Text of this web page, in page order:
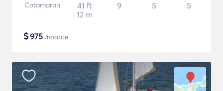
Catamaran
41 ft
12 m
9 5 5
$975 /noapte